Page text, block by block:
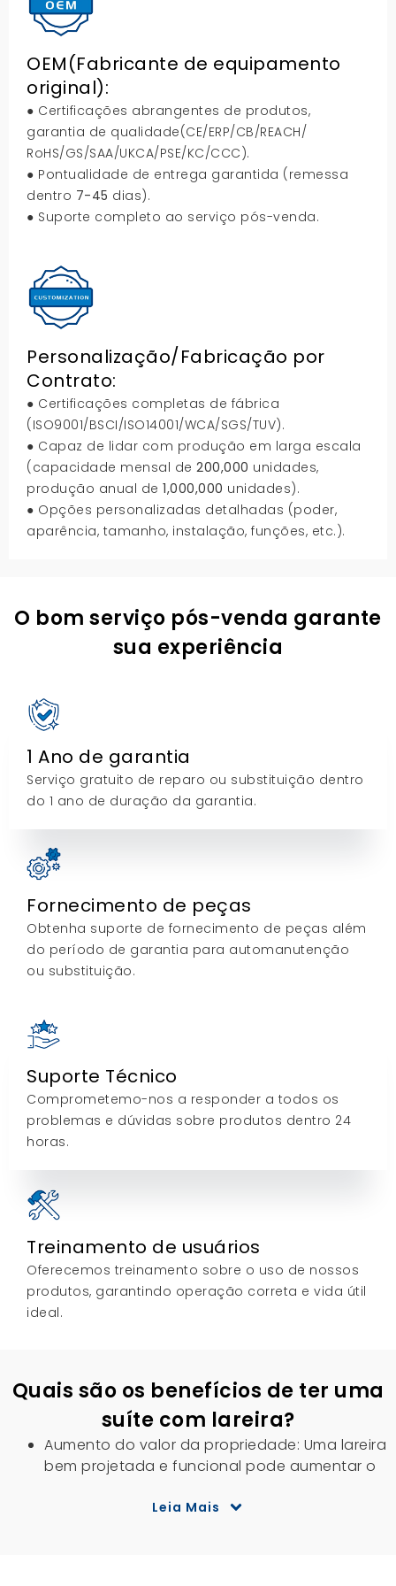
OEM(Fabricante de equipamento
original):
● Certificações abrangentes de produtos,
garantia de qualidade(CE/ERP/CB/REACH/
RoHS/GS/SAA/UKCA/PSE/KC/CCC).
● Pontualidade de entrega garantida (remessa
dentro 7-45 dias).
● Suporte completo ao serviço pós-venda.
Personalização/Fabricação por
Contrato:
● Certificações completas de fábrica
(ISO9001/BSCI/ISO14001/WCA/SGS/TUV).
● Capaz de lidar com produção em larga escala
(capacidade mensal de 200,000 unidades,
produção anual de 1,000,000 unidades).
● Opções personalizadas detalhadas (poder,
aparência, tamanho, instalação, funções, etc.).
O bom serviço pós-venda garante
sua experiência
1 Ano de garantia
Serviço gratuito de reparo ou substituição dentro
do 1 ano de duração da garantia.
Fornecimento de peças
Obtenha suporte de fornecimento de peças além
do período de garantia para automanutenção
ou substituição.
Suporte Técnico
Comprometemo-nos a responder a todos os
problemas e dúvidas sobre produtos dentro 24
horas.
Treinamento de usuários
Oferecemos treinamento sobre o uso de nossos
produtos, garantindo operação correta e vida útil
ideal.
Quais são os benefícios de ter uma
suíte com lareira?
Aumento do valor da propriedade: Uma lareira
bem projetada e funcional pode aumentar o
compradores de casas costumam apreciar o
Leia Mais